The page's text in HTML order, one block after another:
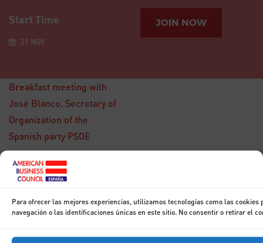
Para ofrecer las mejores experiencias, utilizamos tecnologías como las
navegación o las identificaciones únicas en este sitio. No consentir o retirar el
Start Time
29 NOV
JOIN NOW
Breakfast meeting with
José Blanco, Secretary of
Organization of the
Spanish party PSOE
Don Francisco
Marhuenda